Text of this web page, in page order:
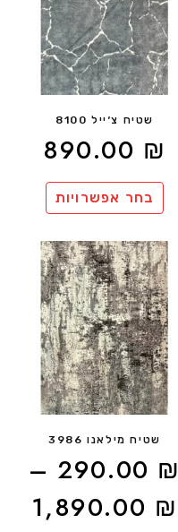
שטיח צ׳ייל 8100
890.00 ₪
בחר אפשרויות
שטיח מילאנו 3986
290.00 ₪
–
1,890.00 ₪